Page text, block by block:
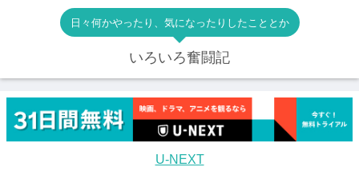
日々何かやったり、気になったりしたこととか
いろいろ奮闘記
U-NEXT